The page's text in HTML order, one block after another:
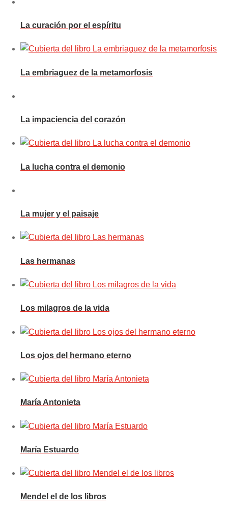
La curación por el espíritu
La embriaguez de la metamorfosis
La impaciencia del corazón
La lucha contra el demonio
La mujer y el paisaje
Las hermanas
Los milagros de la vida
Los ojos del hermano eterno
María Antonieta
María Estuardo
Mendel el de los libros